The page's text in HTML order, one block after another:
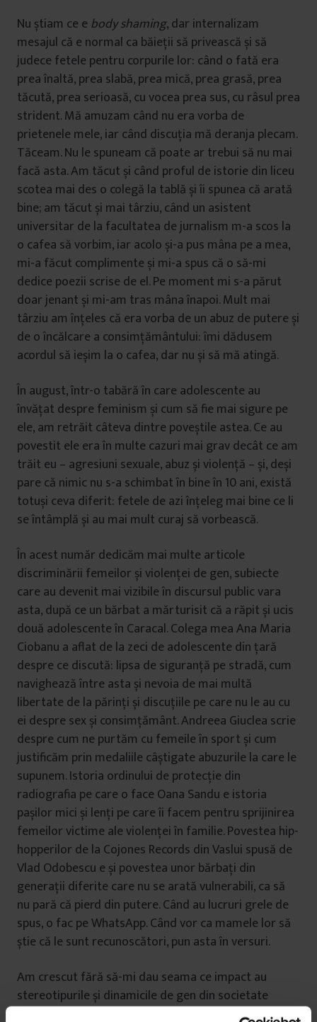
Nu știam ce e body shaming, dar internalizam
mesajul că e normal ca băieții să privească și să
judece fetele pentru corpurile lor: când o fată era
prea înaltă, prea slabă, prea mică, prea grasă, prea
tăcută, prea serioasă, cu vocea prea sus, cu râsul prea
strident. Mă amuzam când nu era vorba de
prietenele mele, iar când discuția mă deranja plecam.
Tăceam. Nu le spuneam că poate ar trebui să nu mai
facă asta. Am tăcut și când proful de istorie din liceu
scotea mai des o colegă la tablă și îi spunea că arată
bine; am tăcut și mai târziu, când un asistent
universitar de la facultatea de jurnalism m-a scos la
o cafea să vorbim, iar acolo și-a pus mâna pe a mea,
mi-a făcut complimente și mi-a spus că o să-mi
dedice poezii scrise de el. Pe moment mi s-a părut
doar jenant și mi-am tras mâna înapoi. Mult mai
târziu am înțeles că era vorba de un abuz de putere și
de o încălcare a consimțământului: îmi dădusem
acordul să ieșim la o cafea, dar nu și să mă atingă.
În august, într-o tabără în care adolescente au
învățat despre feminism și cum să fie mai sigure pe
ele, am retrăit câteva dintre poveștile astea. Ce au
povestit ele era în multe cazuri mai grav decât ce am
trăit eu – agresiuni sexuale, abuz și violență – și, deși
pare că nimic nu s-a schimbat în bine în 10 ani, există
totuși ceva diferit: fetele de azi înțeleg mai bine ce li
se întâmplă și au mai mult curaj să vorbească.
În acest număr dedicăm mai multe articole
discriminării femeilor și violenței de gen, subiecte
care au devenit mai vizibile în discursul public vara
asta, după ce un bărbat a mărturisit că a răpit și ucis
două adolescente în Caracal. Colega mea Ana Maria
Ciobanu a aflat de la zeci de adolescente din țară
despre ce discută: lipsa de siguranță pe stradă, cum
navighează între asta și nevoia de mai multă
libertate de la părinți și discuțiile pe care nu le au cu
ei despre sex și consimțământ. Andreea Giuclea scrie
despre cum ne purtăm cu femeile în sport și cum
justificăm prin medaliile câștigate abuzurile la care le
supunem. Istoria ordinului de protecție din
radiografia pe care o face Oana Sandu e istoria
pașilor mici și lenți pe care îi facem pentru sprijinirea
femeilor victime ale violenței în familie. Povestea hip-
hopperilor de la Cojones Records din Vaslui spusă de
Vlad Odobescu e și povestea unor bărbați din
generații diferite care nu se arată vulnerabili, ca să
nu pară că pierd din putere. Când au lucruri grele de
spus, o fac pe WhatsApp. Când vor ca mamele lor să
știe că le sunt recunoscători, pun asta în versuri.
Am crescut fără să-mi dau seama ce impact au
stereotipurile și dinamicile de gen din societate
asupra mea. Simt că a fost mai mult o întâmplare că